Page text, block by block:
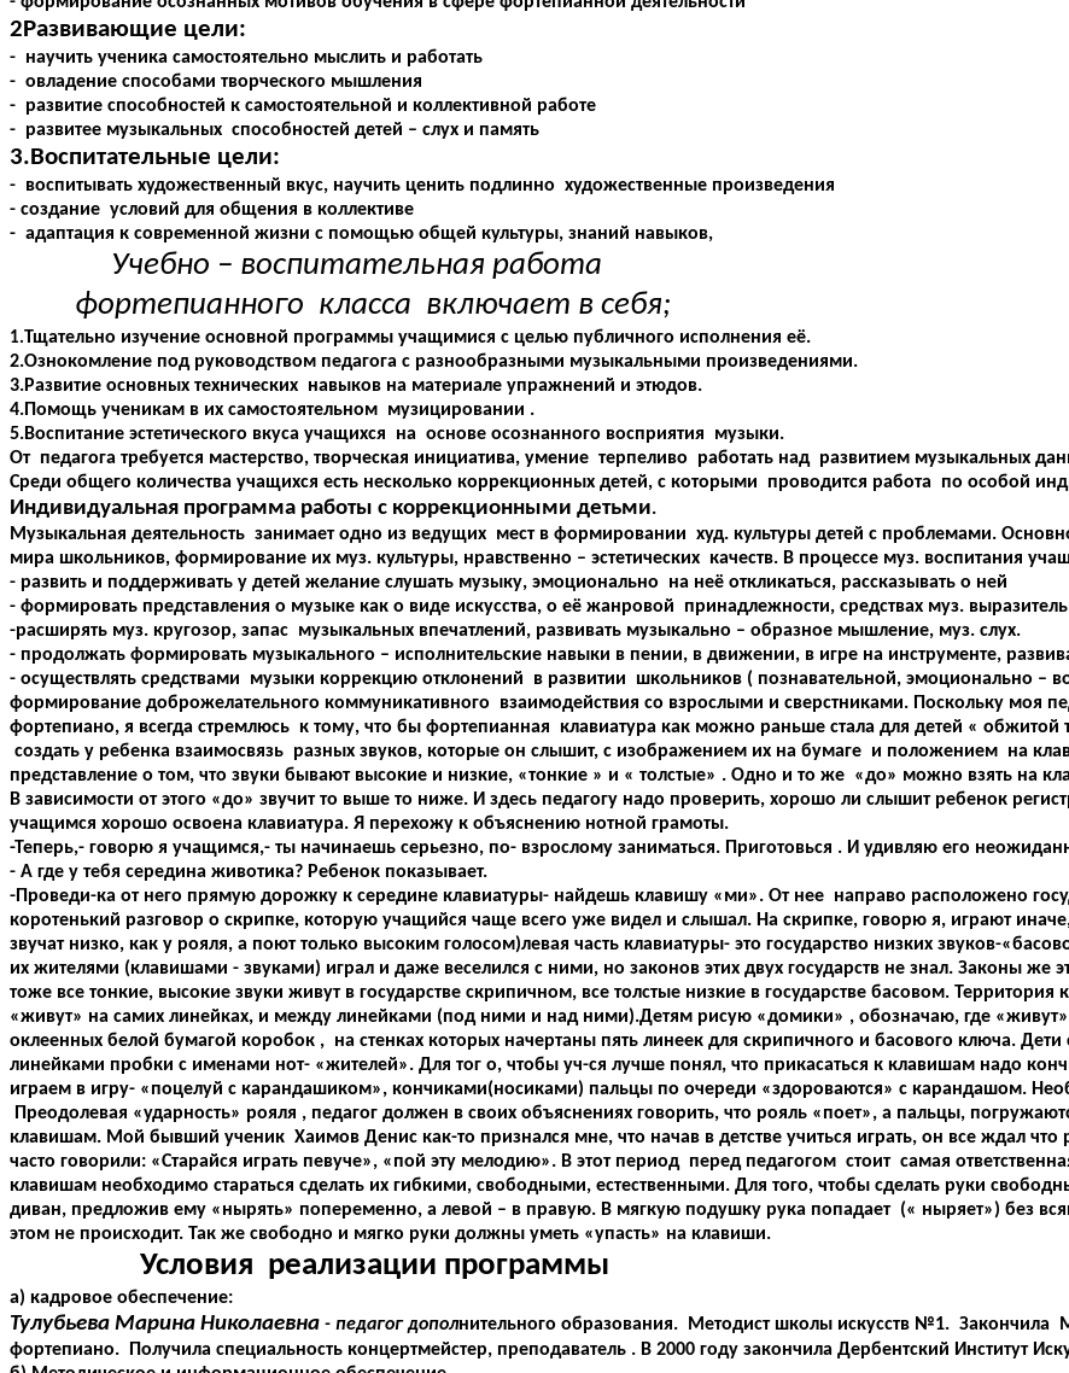
2Развивающие цели:
- научить ученика самостоятельно мыслить и работать
- овладение способами творческого мышления
- развитие способностей к самостоятельной и коллективной работе
- развитее музыкальных способностей детей – слух и память
3.Воспитательные цели:
- воспитывать художественный вкус, научить ценить подлинно художественные произведения
- создание условий для общения в коллективе
- адаптация к современной жизни с помощью общей культуры, знаний навыков,
Учебно – воспитательная работа
фортепианного класса включает в себя;
1.Тщательно изучение основной программы учащимися с целью публичного исполнения её.
2.Ознокомление под руководством педагога с разнообразными музыкальными произведениями.
3.Развитие основных технических навыков на материале упражнений и этюдов.
4.Помощь ученикам в их самостоятельном музицировании .
5.Воспитание эстетического вкуса учащихся на основе осознанного восприятия музыки.
От педагога требуется мастерство, творческая инициатива, умение терпеливо работать над развитием музыкальных
Среди общего количества учащихся есть несколько коррекционных детей, с которыми проводится работа по особой
Индивидуальная программа работы с коррекционными детьми.
Музыкальная деятельность занимает одно из ведущих мест в формировании худ. культуры детей с проблемами.
мира школьников, формирование их муз. культуры, нравственно – эстетических качеств. В процессе муз. воспитания
- развить и поддерживать у детей желание слушать музыку, эмоционально на неё откликаться, рассказывать о ней
- формировать представления о музыке как о виде искусства, о её жанровой принадлежности, средствах муз.
-расширять муз. кругозор, запас музыкальных впечатлений, развивать музыкально – образное мышление, муз. слух.
- продолжать формировать музыкального – исполнительские навыки в пении, в движении, в игре на инструменте,
- осуществлять средствами музыки коррекцию отклонений в развитии школьников ( познавательной, эмоционально –
формирование доброжелательного коммуникативного взаимодействия со взрослыми и сверстниками. Поскольку моя
фортепиано, я всегда стремлюсь к тому, что бы фортепианная клавиатура как можно раньше стала для детей « обжитой
создать у ребенка взаимосвязь разных звуков, которые он слышит, с изображением их на бумаге и положением на
представление о том, что звуки бывают высокие и низкие, «тонкие » и « толстые» . Одно и то же «до» можно взять на
В зависимости от этого «до» звучит то выше то ниже. И здесь педагогу надо проверить, хорошо ли слышит ребенок
учащимся хорошо освоена клавиатура. Я перехожу к объяснению нотной грамоты.
-Теперь,- говорю я учащимся,- ты начинаешь серьезно, по- взрослому заниматься. Приготовься . И удивляю его
- А где у тебя середина животика? Ребенок показывает.
-Проведи-ка от него прямую дорожку к середине клавиатуры- найдешь клавишу «ми». От нее направо расположено
коротенький разговор о скрипке, которую учащийся чаще всего уже видел и слышал. На скрипке, говорю я, играют
звучат низко, как у рояля, а поют только высоким голосом)левая часть клавиатуры- это государство низких звуков-
их жителями (клавишами - звуками) играл и даже веселился с ними, но законов этих двух государств не знал. Законы же
тоже все тонкие, высокие звуки живут в государстве скрипичном, все толстые низкие в государстве басовом.
«живут» на самих линейках, и между линейками (под ними и над ними).Детям рисую «домики» , обозначаю, где
оклеенных белой бумагой коробок , на стенках которых начертаны пять линеек для скрипичного и басового ключа. Дети
линейками пробки с именами нот- «жителей». Для тог о, чтобы уч-ся лучше понял, что прикасаться к клавишам надо
играем в игру- «поцелуй с карандашиком», кончиками(носиками) пальцы по очереди «здороваются» с карандашом.
Преодолевая «ударность» рояля , педагог должен в своих объяснениях говорить, что рояль «поет», а пальцы,
клавишам. Мой бывший ученик Хаимов Денис как-то признался мне, что начав в детстве учиться играть, он все ждал что
часто говорили: «Старайся играть певуче», «пой эту мелодию». В этот период перед педагогом стоит самая
клавишам необходимо стараться сделать их гибкими, свободными, естественными. Для того, чтобы сделать руки
диван, предложив ему «нырять» попеременно, а левой – в правую. В мягкую подушку рука попадает (« ныряет») без
этом не происходит. Так же свободно и мягко руки должны уметь «упасть» на клавиши.
Условия реализации программы
а) кадровое обеспечение:
Тулубьева Марина Николаевна - педагог дополнительного образования. Методист школы искусств №1. Закончила
фортепиано. Получила специальность концертмейстер, преподаватель . В 2000 году закончила Дербентский Институт